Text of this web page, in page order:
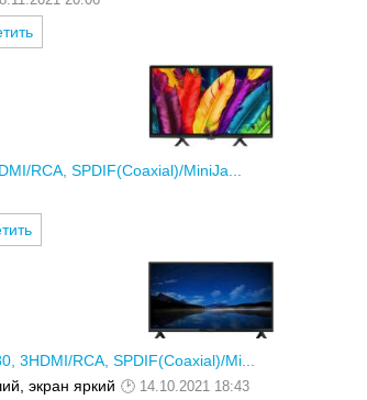
RCA, SPDIF(Coaxial)/MiniJa...
3HDMI/RCA, SPDIF(Coaxial)/Mi...
экран яркий
14.10.2021 18:43